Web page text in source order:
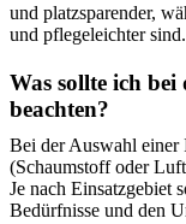
und platzsparender,
und pflegeleichter sind.
Was sollte ich
beachten?
Bei der Auswahl einer
(Schaumstoff oder
Je nach Einsatzgebiet
Bedürfnisse und den